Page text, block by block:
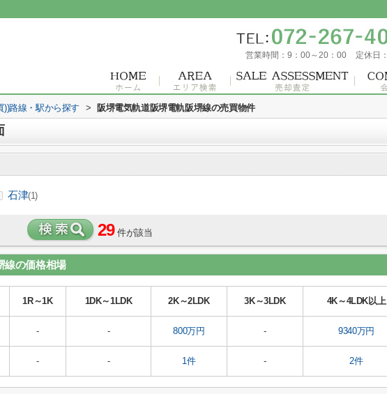
営業時間： 9：00～20：00 定休日：
))路線・駅から探す > 阪堺電気軌道阪堺電軌阪堺線の売買物件
石津(1)
29 件が該当
線の価格相場
1R～1K 1DK～1LDK 2K～2LDK 3K～3LDK 4K～4LDK以上
- - 800万円 - 9340万円
- - 1件 - 2件